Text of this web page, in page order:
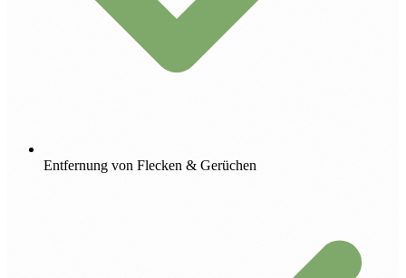
Entfernung von Flecken & Gerüchen